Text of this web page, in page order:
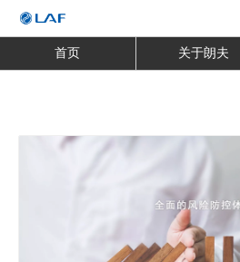
首页 关于朗夫